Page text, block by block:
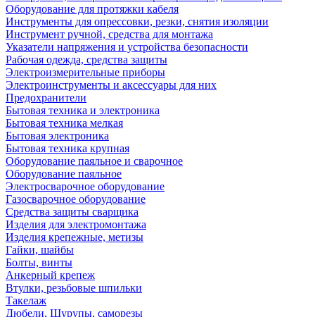
Оборудование для протяжки кабеля
Инструменты для опрессовки, резки, снятия изоляции
Инструмент ручной, средства для монтажа
Указатели напряжения и устройства безопасности
Рабочая одежда, средства защиты
Электроизмерительные приборы
Электроинструменты и аксессуары для них
Предохранители
Бытовая техника и электроника
Бытовая техника мелкая
Бытовая электроника
Бытовая техника крупная
Оборудование паяльное и сварочное
Оборудование паяльное
Электросварочное оборудование
Газосварочное оборудование
Средства защиты сварщика
Изделия для электромонтажа
Изделия крепежные, метизы
Гайки, шайбы
Болты, винты
Анкерный крепеж
Втулки, резьбовые шпильки
Такелаж
Дюбели, Шурупы, саморезы